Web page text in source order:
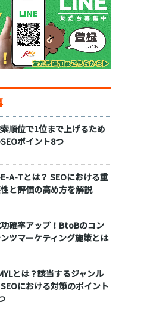
順位で1位まで上げるため
ポイント8つ
A-Tとは？ SEOにおける重
と評価の高め方を解説
確率アップ！BtoBのコン
ツマーケティング施策とは
とは？該当するジャンル
における対策のポイント